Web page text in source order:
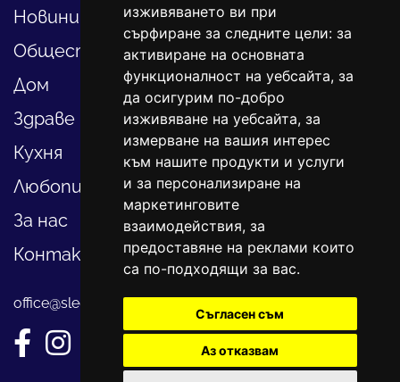
изживяването ви при
сърфиране за следните цели: за
активиране на основната
функционалност на уебсайта, за
да осигурим по-добро
изживяване на уебсайта, за
измерване на вашия интерес
към нашите продукти и услуги
и за персонализиране на
маркетинговите
взаимодействия, за
предоставяне на реклами които
са по-подходящи за вас.
Съгласен съм
Аз отказвам
Новини
Общество
Дом
Здраве
Кухня
Любопитно
За нас
Контакти
office@sledvayme.net